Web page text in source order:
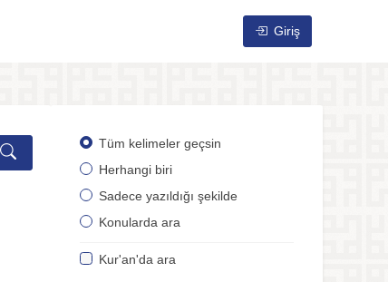
Giriş
Tüm kelimeler geçsin
Herhangi biri
Sadece yazıldığı şekilde
Konularda ara
Kur'an'da ara